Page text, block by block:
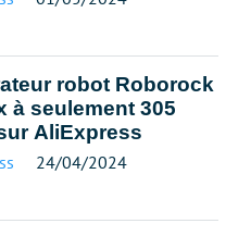
robot Roborock
à seulement 305
AliExpress
24/04/2024